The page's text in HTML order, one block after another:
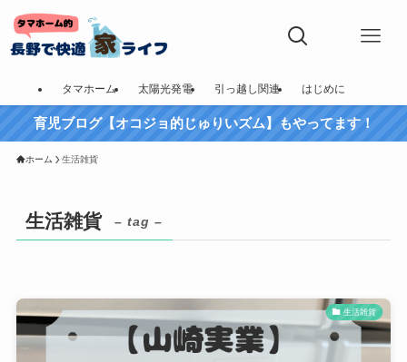
タマホーム 太陽光発電 引っ越し関連 はじめに
育児ブログ【オコジョ的じゅりいズム】もやってます！
ホーム 生活雑貨
生活雑貨 – tag –
生活雑貨